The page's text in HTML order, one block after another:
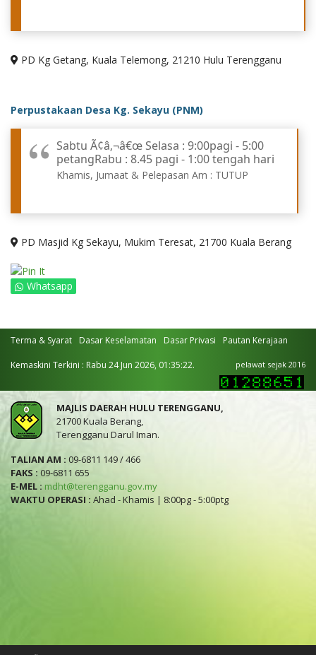
PD Kg Getang, Kuala Telemong, 21210 Hulu Terengganu
Perpustakaan Desa Kg. Sekayu (PNM)
Sabtu Ã¢â‚¬â€œ Selasa : 9:00pagi - 5:00
petangRabu : 8.45 pagi - 1:00 tengah hari
Khamis, Jumaat & Pelepasan Am : TUTUP
PD Masjid Kg Sekayu, Mukim Teresat, 21700 Kuala Berang
Whatsapp
Terma & Syarat Dasar Keselamatan Dasar Privasi Pautan Kerajaan
Kemaskini Terkini : Rabu 24 Jun 2026, 01:35:22. pelawat sejak 2016
MAJLIS DAERAH HULU TERENGGANU,
21700 Kuala Berang,
Terengganu Darul Iman.
TALIAN AM : 09-6811 149 / 466
FAKS : 09-6811 655
E-MEL : mdht@terengganu.gov.my
WAKTU OPERASI : Ahad - Khamis | 8:00pg - 5:00ptg